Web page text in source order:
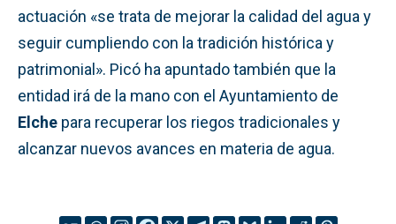
actuación «se trata de mejorar la calidad del agua y
seguir cumpliendo con la tradición histórica y
patrimonial». Picó ha apuntado también que la
entidad irá de la mano con el Ayuntamiento de
Elche para recuperar los riegos tradicionales y
alcanzar nuevos avances en materia de agua.